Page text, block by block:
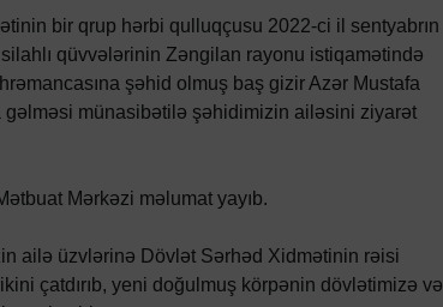
bir qrup hərbi qulluqçusu 2022-ci il sentyabrın
qüvvələrinin Zəngilan rayonu istiqamətində
şəhid olmuş baş gizir Azər Mustafa
gəlməsi münasibətilə şəhidimizin ailəsini ziyarət
Mərkəzi məlumat yayıb.
ailə üzvlərinə Dövlət Sərhəd Xidmətinin rəisi
çatdırıb, yeni doğulmuş körpənin dövlətimizə və